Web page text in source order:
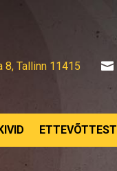
8, Tallinn 11415 
ETTEVÕTTEST